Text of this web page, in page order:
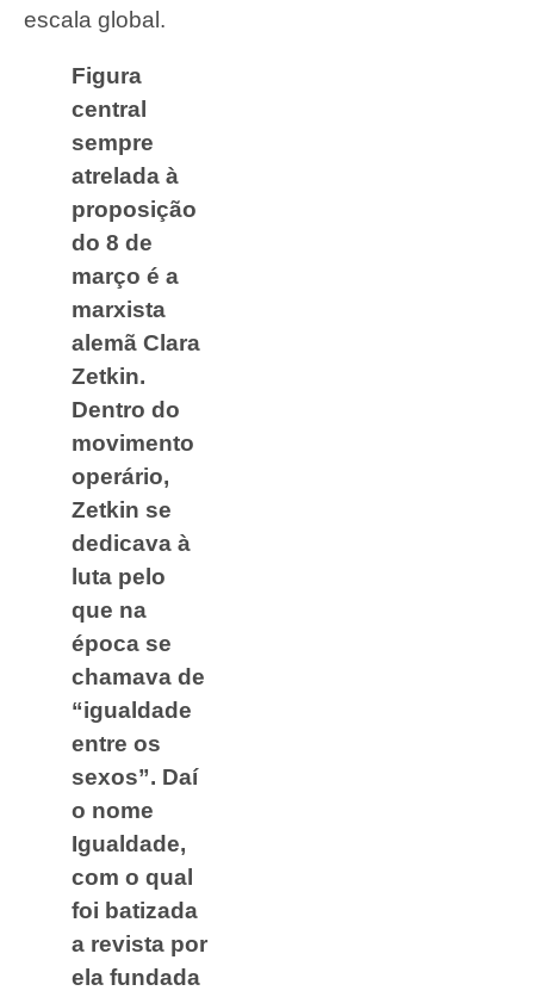
escala global.
Figura
central
sempre
atrelada à
proposição
do 8 de
março é a
marxista
alemã Clara
Zetkin.
Dentro do
movimento
operário,
Zetkin se
dedicava à
luta pelo
que na
época se
chamava de
“igualdade
entre os
sexos”. Daí
o nome
Igualdade,
com o qual
foi batizada
a revista por
ela fundada